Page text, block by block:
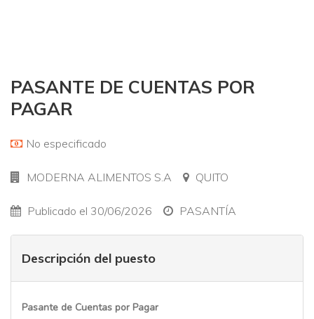
PASANTE DE CUENTAS POR
PAGAR
No especificado
MODERNA ALIMENTOS S.A QUITO
Publicado el 30/06/2026 PASANTÍA
Descripción del puesto
Pasante de Cuentas por Pagar